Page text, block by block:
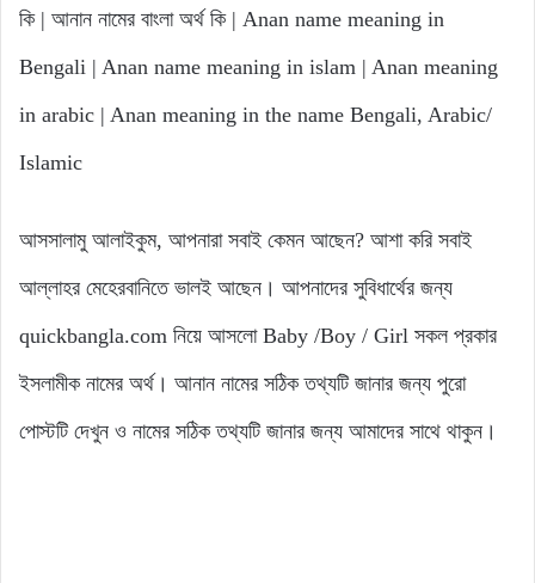
কি | আনান নামের বাংলা অর্থ কি | Anan name meaning in
Bengali | Anan name meaning in islam | Anan meaning
in arabic | Anan meaning in the name Bengali, Arabic/
Islamic
আসসালামু আলাইকুম, আপনারা সবাই কেমন আছেন? আশা করি সবাই
আল্লাহর মেহেরবানিতে ভালই আছেন। আপনাদের সুবিধার্থের জন্য
quickbangla.com নিয়ে আসলো Baby /Boy / Girl সকল প্রকার
ইসলামীক নামের অর্থ। আনান নামের সঠিক তথ্যটি জানার জন্য পুরো
পোস্টটি দেখুন ও নামের সঠিক তথ্যটি জানার জন্য আমাদের সাথে থাকুন।